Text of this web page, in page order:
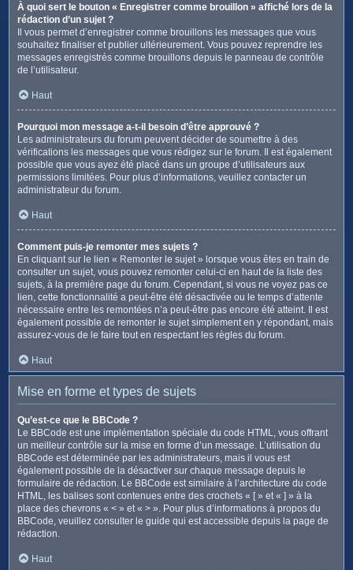
À quoi sert le bouton « Enregistrer comme brouillon » affiché lors de la
rédaction d’un sujet ?
Il vous permet d’enregistrer comme brouillons les messages que vous
souhaitez finaliser et publier ultérieurement. Vous pouvez reprendre les
messages enregistrés comme brouillons depuis le panneau de contrôle
de l’utilisateur.
Haut
Pourquoi mon message a-t-il besoin d’être approuvé ?
Les administrateurs du forum peuvent décider de soumettre à des
vérifications les messages que vous rédigez sur le forum. Il est également
possible que vous ayez été placé dans un groupe d’utilisateurs aux
permissions limitées. Pour plus d’informations, veuillez contacter un
administrateur du forum.
Haut
Comment puis-je remonter mes sujets ?
En cliquant sur le lien « Remonter le sujet » lorsque vous êtes en train de
consulter un sujet, vous pouvez remonter celui-ci en haut de la liste des
sujets, à la première page du forum. Cependant, si vous ne voyez pas ce
lien, cette fonctionnalité a peut-être été désactivée ou le temps d’attente
nécessaire entre les remontées n’a peut-être pas encore été atteint. Il est
également possible de remonter le sujet simplement en y répondant, mais
assurez-vous de le faire tout en respectant les règles du forum.
Haut
Mise en forme et types de sujets
Qu’est-ce que le BBCode ?
Le BBCode est une implémentation spéciale du code HTML, vous offrant
un meilleur contrôle sur la mise en forme d’un message. L’utilisation du
BBCode est déterminée par les administrateurs, mais il vous est
également possible de la désactiver sur chaque message depuis le
formulaire de rédaction. Le BBCode est similaire à l’architecture du code
HTML, les balises sont contenues entre des crochets « [ » et « ] » à la
place des chevrons « < » et « > ». Pour plus d’informations à propos du
BBCode, veuillez consulter le guide qui est accessible depuis la page de
rédaction.
Haut